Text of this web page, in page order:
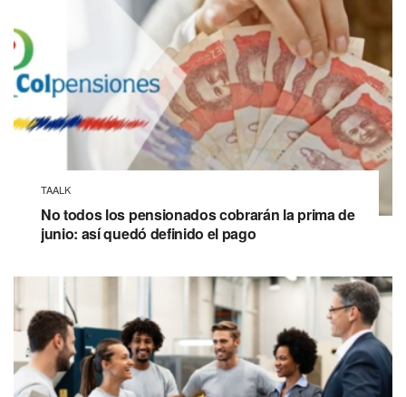
TAALK
No todos los pensionados cobrarán la prima de
junio: así quedó definido el pago